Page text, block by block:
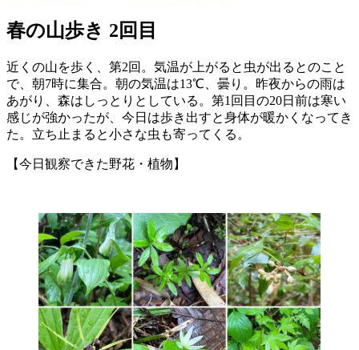
日:
春の山歩き 2回目
近くの山を歩く、第2回。気温が上がると虫が出るとのこと
で、朝7時に集合。朝の気温は13℃、曇り。昨夜からの雨は
あがり、森はしっとりとしている。第1回目の20日前は寒い
感じが強かったが、今日は歩き出すと身体が暖かくなってき
た。立ち止まると小さな虫も寄ってくる。
【今日観察できた野花・植物】